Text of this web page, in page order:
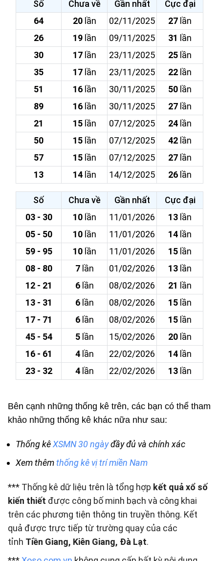
Số
Chưa về Gần nhất
Cực đại
64
20lần 02/11/2025 27 lần
26
19lần 09/11/2025 31 lần
30
17lần 23/11/2025 25 lần
35
17lần 23/11/2025 22 lần
51
16lần 30/11/2025 50 lần
89
16lần 30/11/2025 27 lần
21
15lần 07/12/2025 24 lần
50
15lần 07/12/2025 42 lần
57
15lần 07/12/2025 27 lần
13
14lần 14/12/2025 26 lần
Số Chưa về Gần nhất
Cực đại
03 - 30
10lần 11/01/2026 13 lần
05 - 50
10lần 11/01/2026 14 lần
59 - 95
10lần 11/01/2026 15 lần
08 - 80
7lần 01/02/2026 13 lần
12 - 21
6lần 08/02/2026 21 lần
13 - 31
6lần 08/02/2026 15 lần
17 - 71
6lần 08/02/2026 15 lần
45 - 54
5lần 15/02/2026 20 lần
16 - 61
4lần 22/02/2026 14 lần
23 - 32
4lần 22/02/2026 13 lần
Bên cạnh những thống kê trên, các bạn có thể tham
khảo những thống kê khác nữa như sau:
Thống kêXSMN 30 ngàyđầy đủ và chính xác
Xem thêmthống kê vị trí miền Nam
*** Thống kê dữ liệu trên là tổng hợp kết quả xổ số
kiến thiết được công bố minh bạch và công khai
trên các phương tiện thông tin truyền thông. Kết
quả được trực tiếp từ trường quay của các
tỉnh Tiền Giang, Kiên Giang, Đà Lạt.